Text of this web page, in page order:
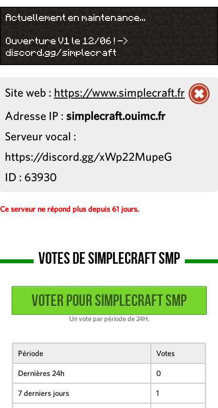
Actuellement en maintenance...
Ouverture V1 le 12/06 ! ->
discord.gg/simplecraft
Site web : https://www.simplecraft.fr
Adresse IP : simplecraft.ouimc.fr
Serveur vocal :
https://discord.gg/xWp22MupeG
ID : 63930
Ce serveur ne répond plus depuis 61 jours.
Votes de SimpleCraft SMP
Un vote par période de 24H.
Période Votes
Dernières 24h 0
7 derniers jours 1